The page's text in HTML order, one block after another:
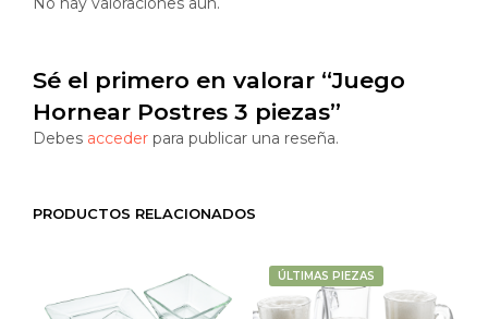
Sé el primero en valorar “Juego
Hornear Postres 3 piezas”
Debes acceder para publicar una reseña.
PRODUCTOS RELACIONADOS
ÚLTIMAS PIEZAS